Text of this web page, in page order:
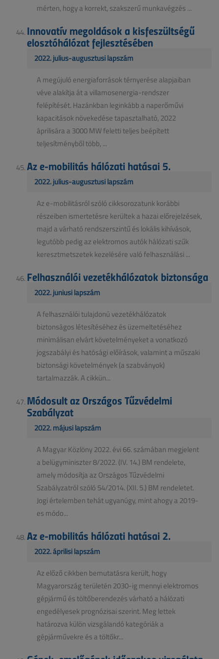
mérten, hogy a korrekt, szakszerű munkavégzés ...
Innovatív megoldások a kisfeszültségű
elosztóhálózat fejlesztésében
2022. július-augusztusi lapszám
A megújuló energiaforrások térnyerése alapjaiban
véve alakítja át a villamosenergia-rendszer
felépítését. Hazánkban leginkább a naperőművi
kapacitások növekedése tapasztalható, 2022
áprilisára a 3000 MW feletti teljes beépített
teljesítményből több, ...
Az e-mobilitás hálózati hatásai 5.
2022. július-augusztusi lapszám
Az e-mobilitásról szóló cikksorozatunk korábbi
részeiben ismertetésre kerültek a hazai előrejelzések,
majd a várható rendszerszintű és lokális kihívások,
legutóbb pedig az elektromos autók hálózati szűk
keresztmetszetek kezelésére való felhasználási ...
Felhasználói vezetékhálózatok biztonsága
2022. júniusi lapszám
A felhasználói tulajdonú vezetékhálózatok
biztonságos létesítéséhez és üzemeltetéséhez
minimálisan elvárt követelményeket a vonatkozó
jogszabályi és hatósági előírások, valamint a műszaki
biztonsági követelmények (a szabványok)
tartalmazzák. A cikkün...
Módosult az Országos Tűzvédelmi
Szabályzat
2022. májusi lapszám
A Magyar Közlöny 2022. évi 66. számában megjelent
a belügyminiszter 8/2022. (IV. 14.) BM rendelete,
amely módosítja az Országos Tűzvédelmi
Szabályzatról szóló 54/2014. (XII. 5.) BM rendeletet.
Jogi értelemben tehát ugyanúgy, mint ahogy a 2019-
es módo...
Az e-mobilitás hálózati hatásai 2.
2022. áprilisi lapszám
Az előző cikkben bemutatásra került, hogy
Magyarország területén 2030-ig mennyi elektromos
gépjármű és töltőberendezés várható a hálózati
engedélyesek prognózisai szerint. Meg lettek
határozva külön vizsgálandó kategóriák a
gépjárművekre és a töltőkr...